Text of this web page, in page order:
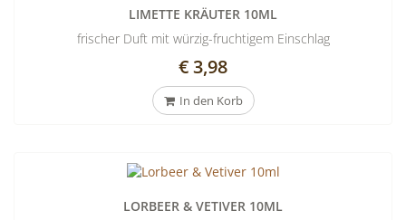
LIMETTE KRÄUTER 10ML
frischer Duft mit würzig-fruchtigem Einschlag
€ 3,98
In den Korb
LORBEER & VETIVER 10ML